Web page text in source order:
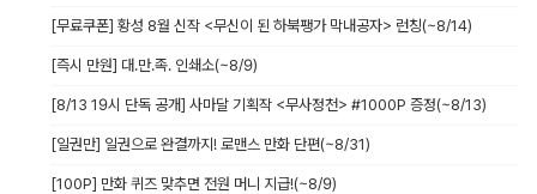
[무료쿠폰] 황성 8월 신작 <무신이 된 하북팽가 막내공자> 런칭(~8/14)
[즉시 만원] 대.만.족. 인쇄소(~8/9)
[8/13 19시 단독 공개] 사마달 기획작 <무사정천> #1000P 증정(~8/13)
[일권만] 일권으로 완결까지! 로맨스 만화 단편(~8/31)
[100P] 만화 퀴즈 맞추면 전원 머니 지급!(~8/9)